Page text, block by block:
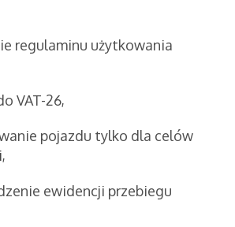
regulaminu użytkowania
VAT-26,
pojazdu tylko dla celów
ewidencji przebiegu